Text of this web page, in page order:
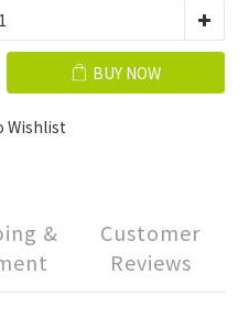
BUY NOW
Wishlist
&
Customer
Reviews